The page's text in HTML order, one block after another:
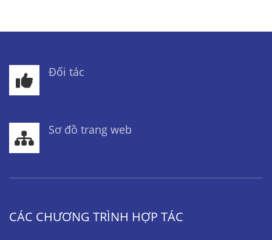
Đối tác
Sơ đồ trang web
CÁC CHƯƠNG TRÌNH HỢP TÁC